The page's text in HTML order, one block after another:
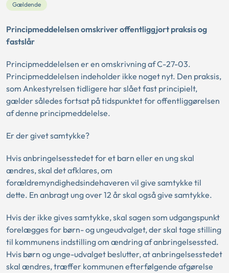
Gældende
Principmeddelelsen omskriver offentliggjort praksis og
fastslår
Principmeddelelsen er en omskrivning af C-27-03.
Principmeddelelsen indeholder ikke noget nyt. Den praksis,
som Ankestyrelsen tidligere har slået fast principielt,
gælder således fortsat på tidspunktet for offentliggørelsen
af denne principmeddelelse.
Er der givet samtykke?
Hvis anbringelsesstedet for et barn eller en ung skal
ændres, skal det afklares, om
forældremyndighedsindehaveren vil give samtykke til
dette. En anbragt ung over 12 år skal også give samtykke.
Hvis der ikke gives samtykke, skal sagen som udgangspunkt
forelægges for børn- og ungeudvalget, der skal tage stilling
til kommunens indstilling om ændring af anbringelsessted.
Hvis børn og unge-udvalget beslutter, at anbringelsesstedet
skal ændres, træffer kommunen efterfølgende afgørelse